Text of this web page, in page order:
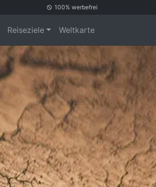
100% werbefrei
Reiseziele Weltkarte